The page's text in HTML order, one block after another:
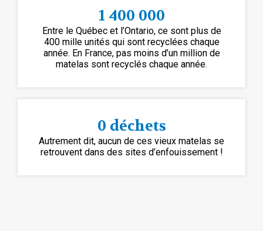
1 400 000
Entre le Québec et l’Ontario, ce sont plus de
400 mille unités qui sont recyclées chaque
année. En France, pas moins d’un million de
matelas sont recyclés chaque année.
0 déchets
Autrement dit, aucun de ces vieux matelas se
retrouvent dans des sites d’enfouissement !